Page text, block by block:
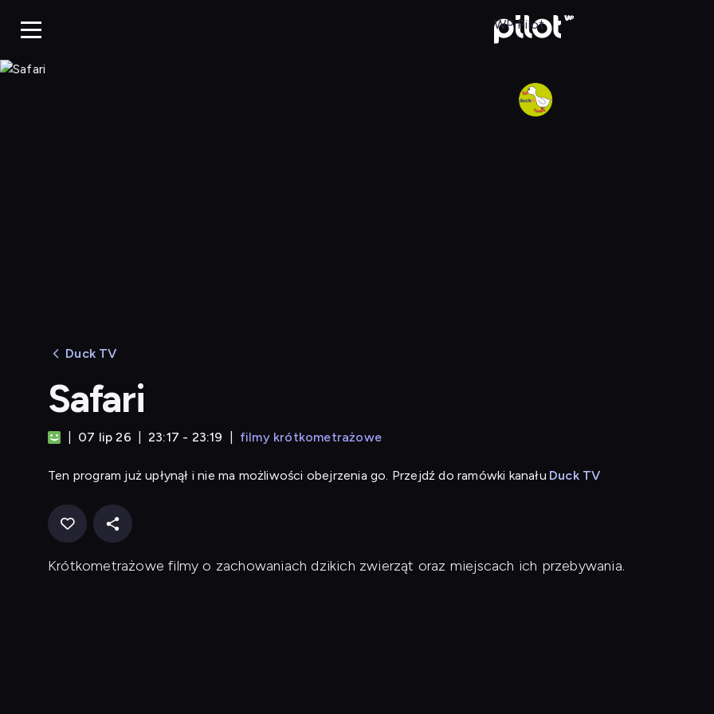
WP Pilot
Duck TV
Safari
07 lip 26 23:17 - 23:19 filmy krótkometrażowe
Ten program już upłynął i nie ma możliwości obejrzenia go. Przejdź do ramówki kanału Duck TV
Krótkometrażowe filmy o zachowaniach dzikich zwierząt oraz miejscach ich przebywania.